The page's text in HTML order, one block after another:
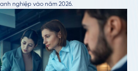
nghiệp vào năm 2026.